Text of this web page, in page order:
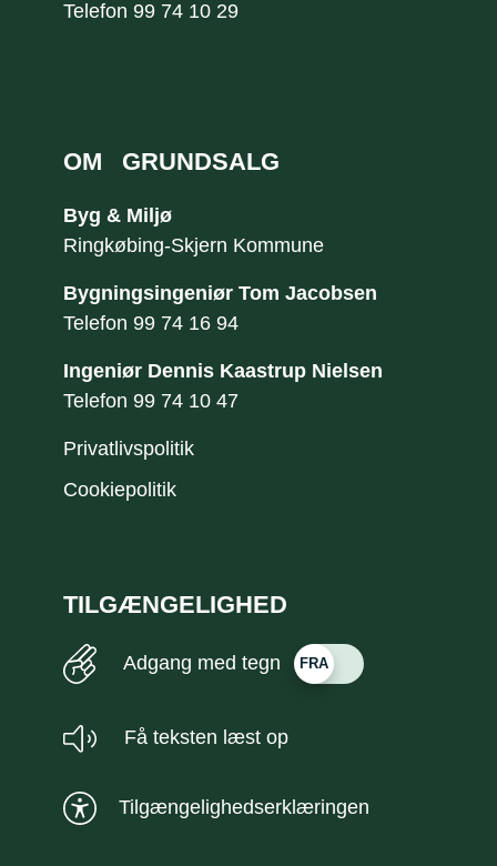
​Telefon 99 74 10 29
OM GRUNDSALG
Byg & Miljø
Ringkøbing-Skjern Kommune
Bygningsingeniør Tom Jacobsen
Telefon 99 74 16 94
Ingeniør Dennis Kaastrup Nielsen
​Telefon 99 74 10 47
Privatlivspolitik
Cookiepolitik
TILGÆNGELIGHED
Adgang med tegn
Få teksten læst op
Tilgængelighedserklæringen